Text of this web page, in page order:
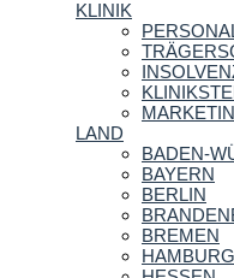
KLINIK
LAND
BADEN-
BAYERN
BERLIN
BREMEN
HAMBURG